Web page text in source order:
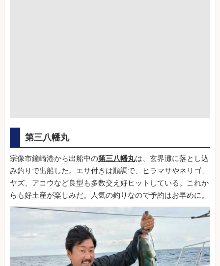
第三八幡丸
宗像市鐘崎港から出船中の第三八幡丸は、玄界灘に落とし込
み釣りで出船した。エサ付きは順調で、ヒラマサやネリゴ、
ヤズ、アコウなど良型も多数交え好ヒットしている。これか
らも好土産が楽しみだ。人気の釣りなので予約はお早めに。